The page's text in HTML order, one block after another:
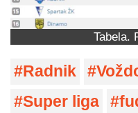
Tabela.
Radnik
Super liga